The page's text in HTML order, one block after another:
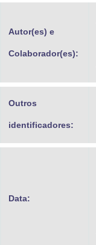
Autor(es) e
Colaborador(es):
Outros
identificadores:
Data: